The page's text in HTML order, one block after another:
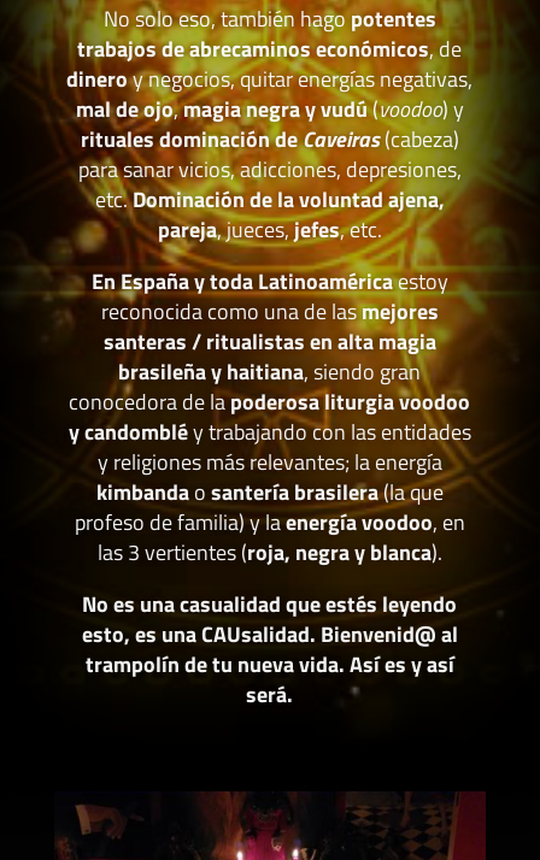
No solo eso, también hagopotentes
trabajos de abrecaminos económicos, de
dineroy negocios, quitar energías negativas,
mal de ojo,magia negra y vudú(voodoo) y
rituales dominación deCaveiras(cabeza)
para sanar vicios, adicciones, depresiones,
etc.Dominación de la voluntad ajena,
pareja, jueces,jefes, etc.
En España y toda Latinoaméricaestoy
reconocida como una de lasmejores
santeras / ritualistas en alta magia
brasileña y haitiana, siendo gran
conocedora de lapoderosa liturgia voodoo
y candombléy trabajando con las entidades
y religiones más relevantes; la energía
kimbandaosantería brasilera(la que
profeso de familia) y laenergía voodoo, en
las 3 vertientes (roja, negra y blanca).
No es una casualidad que estés leyendo
esto, es una CAUsalidad. Bienvenid@ al
trampolín de tu nueva vida. Así es y así
será.